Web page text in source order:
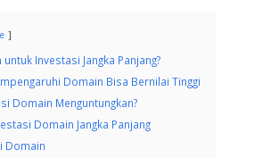
Investasi Jangka Panjang?
Domain Bisa Bernilai Tinggi
Domain Menguntungkan?
Domain Jangka Panjang
Domain